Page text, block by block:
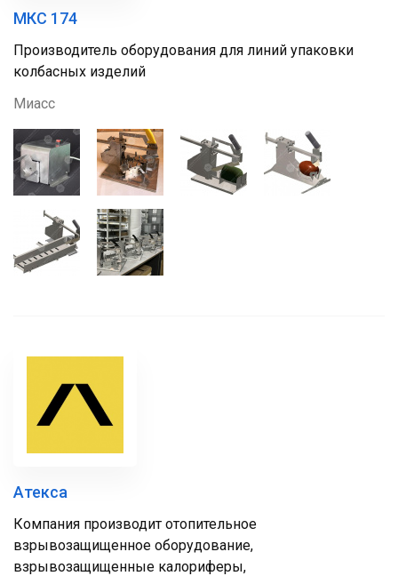
МКС 174
Производитель оборудования для линий упаковки
колбасных изделий
Миасс
Атекса
Компания производит отопительное
взрывозащищенное оборудование,
взрывозащищенные калориферы,